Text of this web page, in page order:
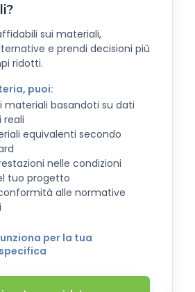
sui materiali,
e prendi decisioni più
ridotti.
puoi:
materiali basandoti su dati
reali
equivalenti secondo
nelle condizioni
tuo progetto
alle normative
per la tua